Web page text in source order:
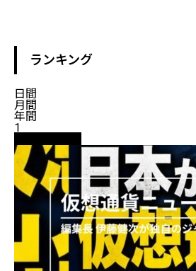
ランキング
日間
月間
年間
1